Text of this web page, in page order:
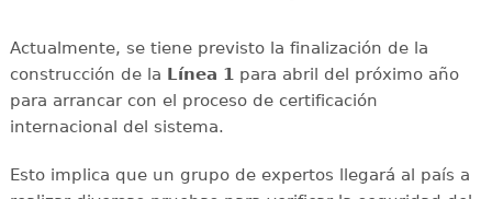
Actualmente, se tiene previsto la finalización de la
construcción de la Línea 1para abril del próximo año
para arrancar con el proceso de certificación
internacional del sistema.
Esto implica que un grupo de expertos llegará al país a